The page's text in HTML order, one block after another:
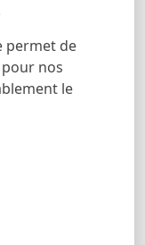
permet de
nos
le